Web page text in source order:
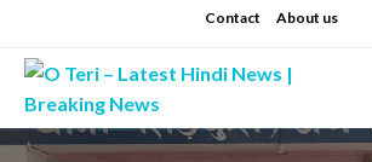
to
content
Contact About us
O Teri – Latest Hindi News |
Prashant sharma (shastri)